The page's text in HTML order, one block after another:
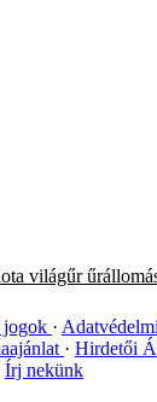
világűr
jogok
Hirdetői
Írj nekünk